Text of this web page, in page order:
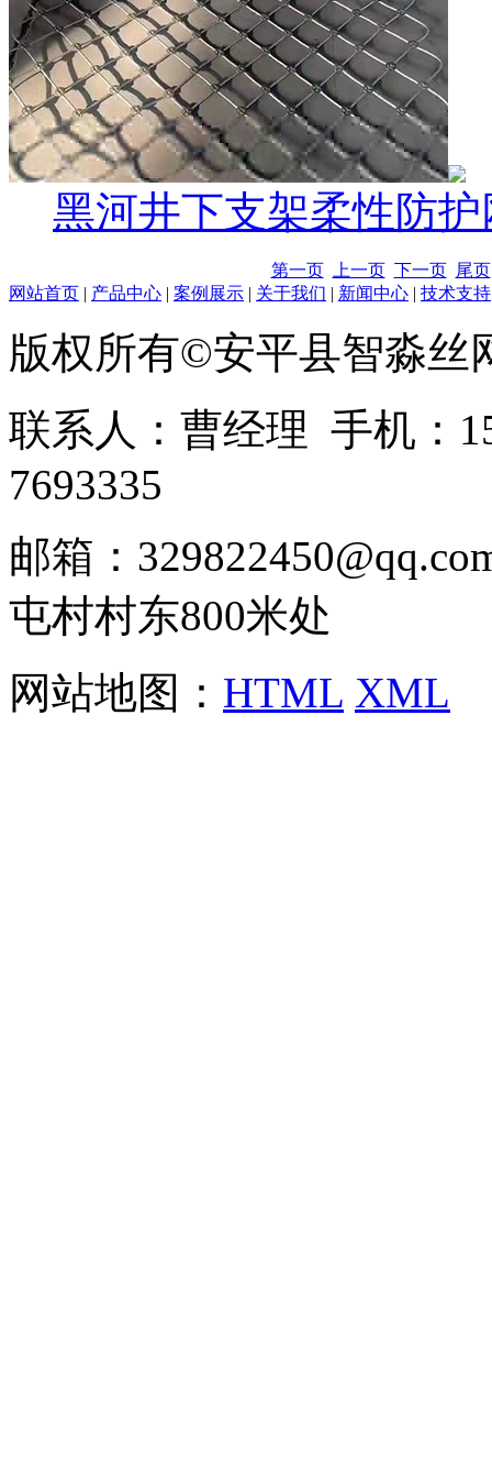
黑河井下支架柔性防护
第一页 上一页 下一页 尾页
网站首页 | 产品中心 | 案例展示 | 关于我们 | 新闻中心 | 技术支持
版权所有©安平县智淼丝
联系人：曹经理 手机：
7693335
邮箱：
屯村村东800米处
网站地图： HTML XML